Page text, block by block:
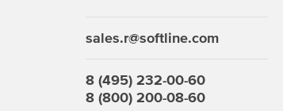
sales.r@softline.com
8 (495) 232-00-60
8 (800) 200-08-60